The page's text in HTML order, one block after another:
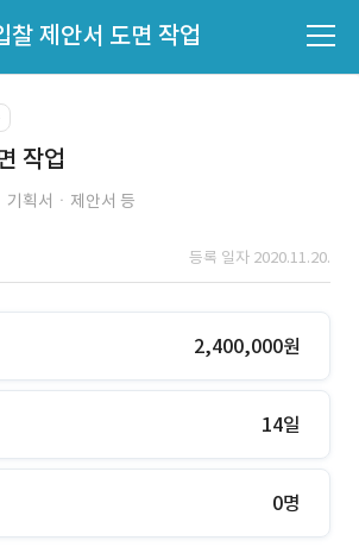
찰 제안서 도면 작업
작업
기획서ㆍ제안서 등
등록 일자 2020.11.20.
2,400,000원
14일
0명